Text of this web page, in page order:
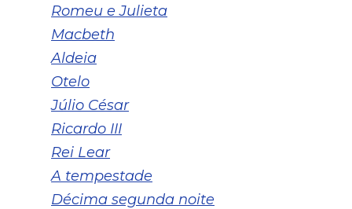
Romeu e Julieta
Macbeth
Aldeia
Otelo
Júlio César
Ricardo III
Rei Lear
A tempestade
Décima segunda noite